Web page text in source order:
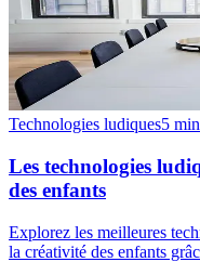
Technologies ludiques5 min
Les technologies
des enfants
Explorez les meilleures
la créativité des enfants